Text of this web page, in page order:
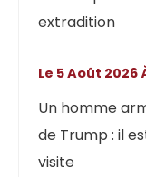
extradition
Un homme
de Trump : il
visite
Le 5 Août 2026